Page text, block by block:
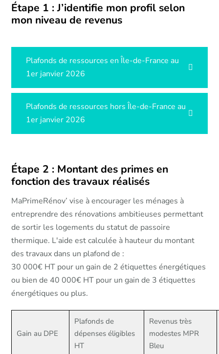
Étape 1 : J’identifie mon profil selon
mon niveau de revenus
Plafonds de ressources en Île-de-France au
1er janvier 2026
Plafonds de ressources hors Île-de-France au
1er janvier 2026
Étape 2 : Montant des primes en
fonction des travaux réalisés
MaPrimeRénov’ vise à encourager les ménages à
entreprendre des rénovations ambitieuses permettant
de sortir les logements du statut de passoire
thermique. L'aide est calculée à hauteur du montant
des travaux dans un plafond de :
30 000€ HT pour un gain de 2 étiquettes énergétiques
ou bien de 40 000€ HT pour un gain de 3 étiquettes
énergétiques ou plus.
Gain au DPE
Plafonds de
dépenses éligibles
HT
Revenus très
modestes MPR
Bleu